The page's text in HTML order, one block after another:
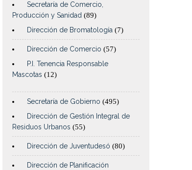
Secretaría de Comercio,
Producción y Sanidad (89)
Dirección de Bromatología (7)
Dirección de Comercio (57)
P.I. Tenencia Responsable
Mascotas (12)
Secretaría de Gobierno (495)
Dirección de Gestión Integral de
Residuos Urbanos (55)
Dirección de Juventudesó (80)
Dirección de Planificación